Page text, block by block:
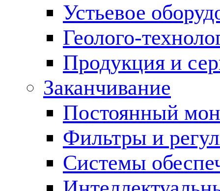
Устьевое
Геолого-
Продукция и
Заканчивание
Постоянный
Фильтры и
Cистемы